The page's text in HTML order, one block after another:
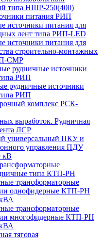
типа НШР-250(400)
питания РИП
источники питания для
лент типа РИП-LED
источники питания для
строительно-монтажных
СМР
рудничные источники
РИП
рудничные источники
РИП
комплекс РСК-
выработок. Рудничная
ЛСР
универсальный ПКУ и
управления ПДУ
кВ
типа КТП-РН
трансформаторные
однофидерные КТП-РН
трансформаторные
многофидерные КТП-РН
тяговая